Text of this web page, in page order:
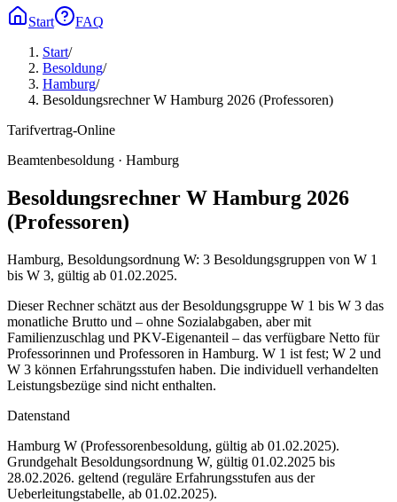
Start
FAQ
Start/
Besoldung/
Hamburg/
Besoldungsrechner W Hamburg 2026 (Professoren)
Tarifvertrag-Online
Beamtenbesoldung · Hamburg
Besoldungsrechner W Hamburg 2026
(Professoren)
Hamburg, Besoldungsordnung W: 3 Besoldungsgruppen von W 1
bis W 3, gültig ab 01.02.2025.
Dieser Rechner schätzt aus der Besoldungsgruppe W 1 bis W 3 das
monatliche Brutto und – ohne Sozialabgaben, aber mit
Familienzuschlag und PKV-Eigenanteil – das verfügbare Netto für
Professorinnen und Professoren in Hamburg. W 1 ist fest; W 2 und
W 3 können Erfahrungsstufen haben. Die individuell verhandelten
Leistungsbezüge sind nicht enthalten.
Datenstand
Hamburg W (Professorenbesoldung, gültig ab 01.02.2025).
Grundgehalt Besoldungsordnung W, gültig 01.02.2025 bis
28.02.2026. geltend (reguläre Erfahrungsstufen aus der
Ueberleitungstabelle, ab 01.02.2025).